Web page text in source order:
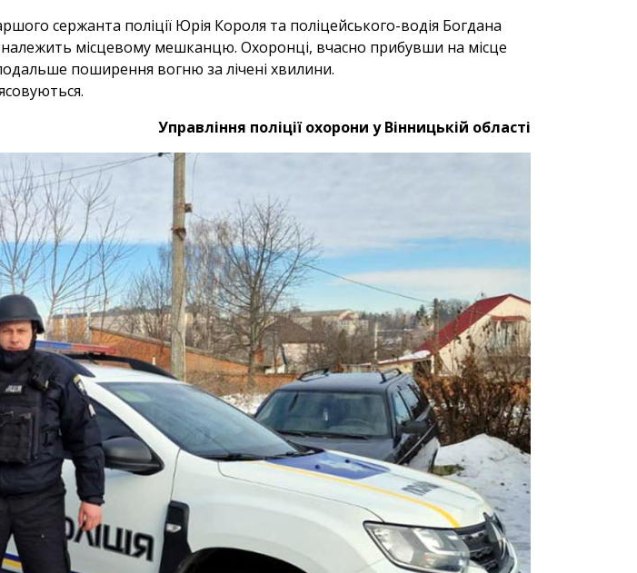
сержанта поліції Юрія Короля та поліцейського-водія Богдана
місцевому мешканцю. Охоронці, вчасно прибувши на місце
поширення вогню за лічені хвилини.
Управління поліції охорони у Вінницькій області